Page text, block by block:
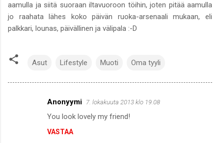
aamulla ja siitä suoraan iltavuoroon töihin, joten pitää aamulla
jo raahata lähes koko päivän ruoka-arsenaali mukaan, eli
palkkari, lounas, päivällinen ja välipala :-D
Asut Lifestyle Muoti Oma tyyli
Anonyymi 7. lokakuuta 2013 klo 19.08
You look lovely my friend!
VASTAA